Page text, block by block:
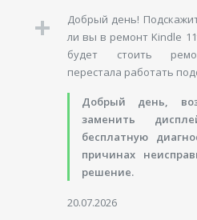
Добрый день!
ли вы в ремонт Kindle
будет стоить
перестала работать
Добрый день,
заменить
бесплатную
причинах
решение.
20.07.2026